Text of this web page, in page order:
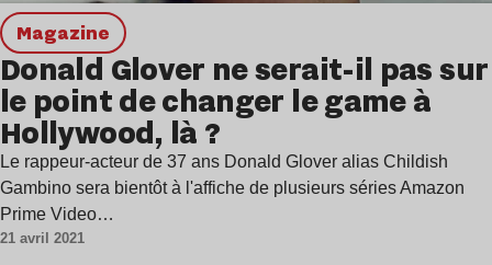
magazine
Donald Glover ne serait-il pas sur
le point de changer le game à
Hollywood, là ?
Le rappeur-acteur de 37 ans Donald Glover alias Childish
Gambino sera bientôt à l'affiche de plusieurs séries Amazon
Prime Video…
21 avril 2021